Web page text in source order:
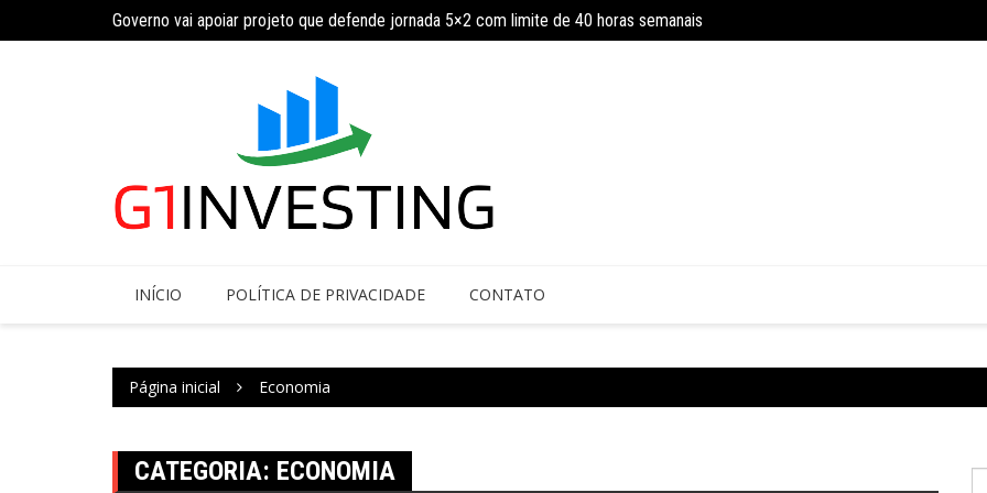
Governo vai apoiar projeto que defende jornada 5×2 com limite de 40 horas semanais
INSS amplia temporariamente prazo de auxílio-doença sem perícia; entenda mudanças
Concurso do IBGE tem 9 mil vagas
INÍCIO POLÍTICA DE PRIVACIDADE CONTATO
Página inicial Economia
CATEGORIA: ECONOMIA